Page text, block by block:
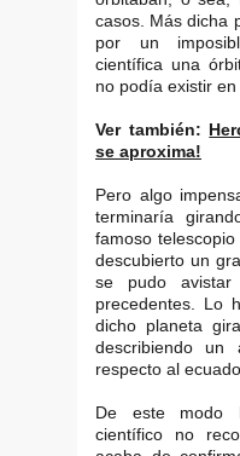
casos. Más dicha
por un
científica una
no podía existir
Ver también:
se aproxima!
Pero algo
terminaría
famoso
descubierto un
se pudo
precedentes. Lo
dicho planeta
describiendo un
respecto al
De este modo
científico no